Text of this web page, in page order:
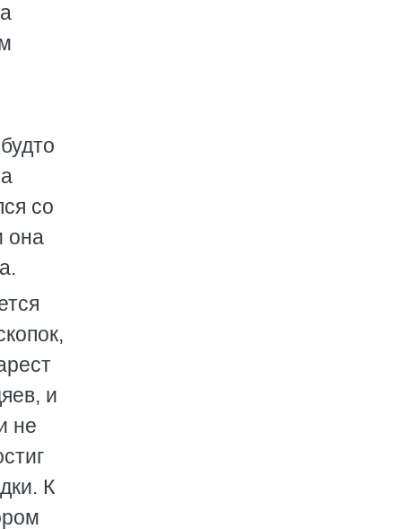
со
она
и
не
К